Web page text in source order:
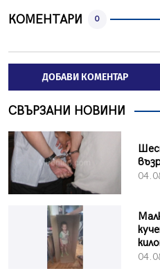
КОМЕНТАРИ 0
ДОБАВИ КОМЕНТАР
СВЪРЗАНИ НОВИНИ